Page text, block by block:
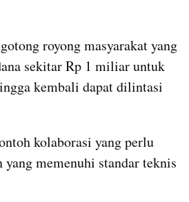
royong masyarakat yang
sekitar Rp 1 miliar untuk
kembali dapat dilintasi
kolaborasi yang perlu
memenuhi standar teknis